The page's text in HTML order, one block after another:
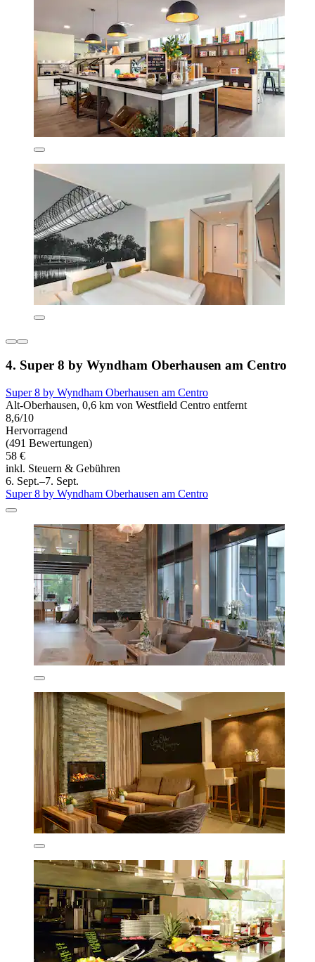
4. Super 8 by Wyndham Oberhausen am Centro
Super 8 by Wyndham Oberhausen am Centro
Alt-Oberhausen, 0,6 km von Westfield Centro entfernt
8,6/10
Hervorragend
(491 Bewertungen)
58 €
inkl. Steuern & Gebühren
6. Sept.–7. Sept.
Super 8 by Wyndham Oberhausen am Centro